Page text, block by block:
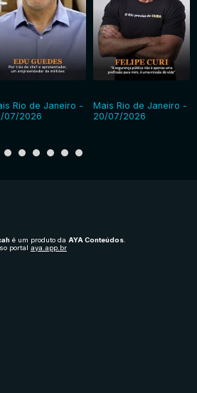
Rio de Janeiro -
07/2026
Mais Rio de Janeiro -
20/07/2026
é um produto da AYA Conteúdos
portal aya.app.br